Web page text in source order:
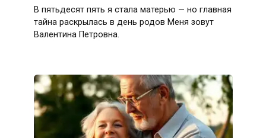
В пятьдесят пять я стала матерью — но главная
тайна раскрылась в день родов Меня зовут
Валентина Петровна.